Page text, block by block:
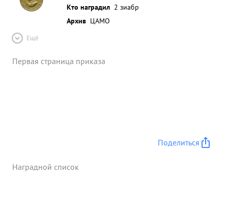
Кто наградил 2 зиабр
Архив ЦАМО
Ещё
Первая страница приказа
Поделиться
Наградной список